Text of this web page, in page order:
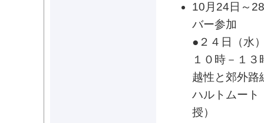
10月24日～
バー参加
●２４日（水
１０時－１
越性と郊外路
ハルトムート
授）